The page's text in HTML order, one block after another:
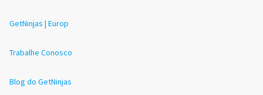
GetNinjas | Europ
Trabalhe Conosco
Blog do GetNinjas